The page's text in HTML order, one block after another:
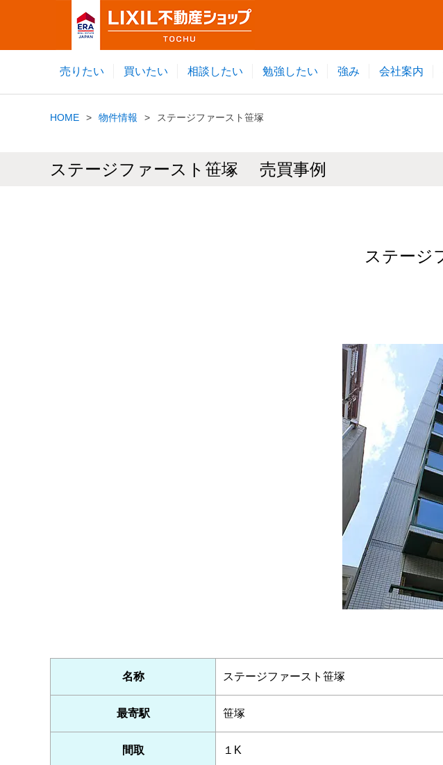
売りたい 買いたい 相談したい 勉強したい 強み 会社案内
HOME 物件情報 ステージファースト笹塚
ステージファースト笹塚 売買事例
ステージ
名称 ステージファースト笹塚
最寄駅 笹塚
間取 １K